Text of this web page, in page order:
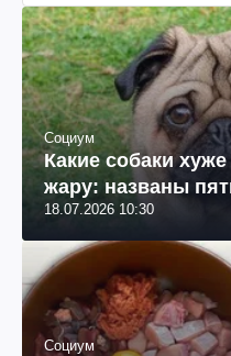
Социум
Какие собаки
жару: названы
18.07.2026 10:30
Социум